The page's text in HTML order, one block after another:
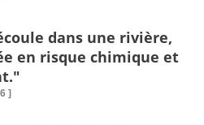
dans une rivière,
en risque chimique et
]